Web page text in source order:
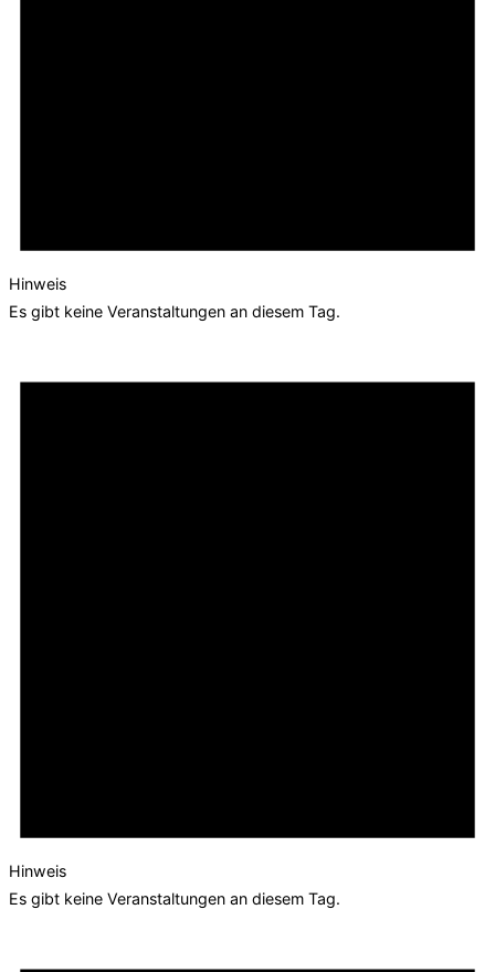
Hinweis
Es gibt keine Veranstaltungen an diesem Tag.
Hinweis
Es gibt keine Veranstaltungen an diesem Tag.